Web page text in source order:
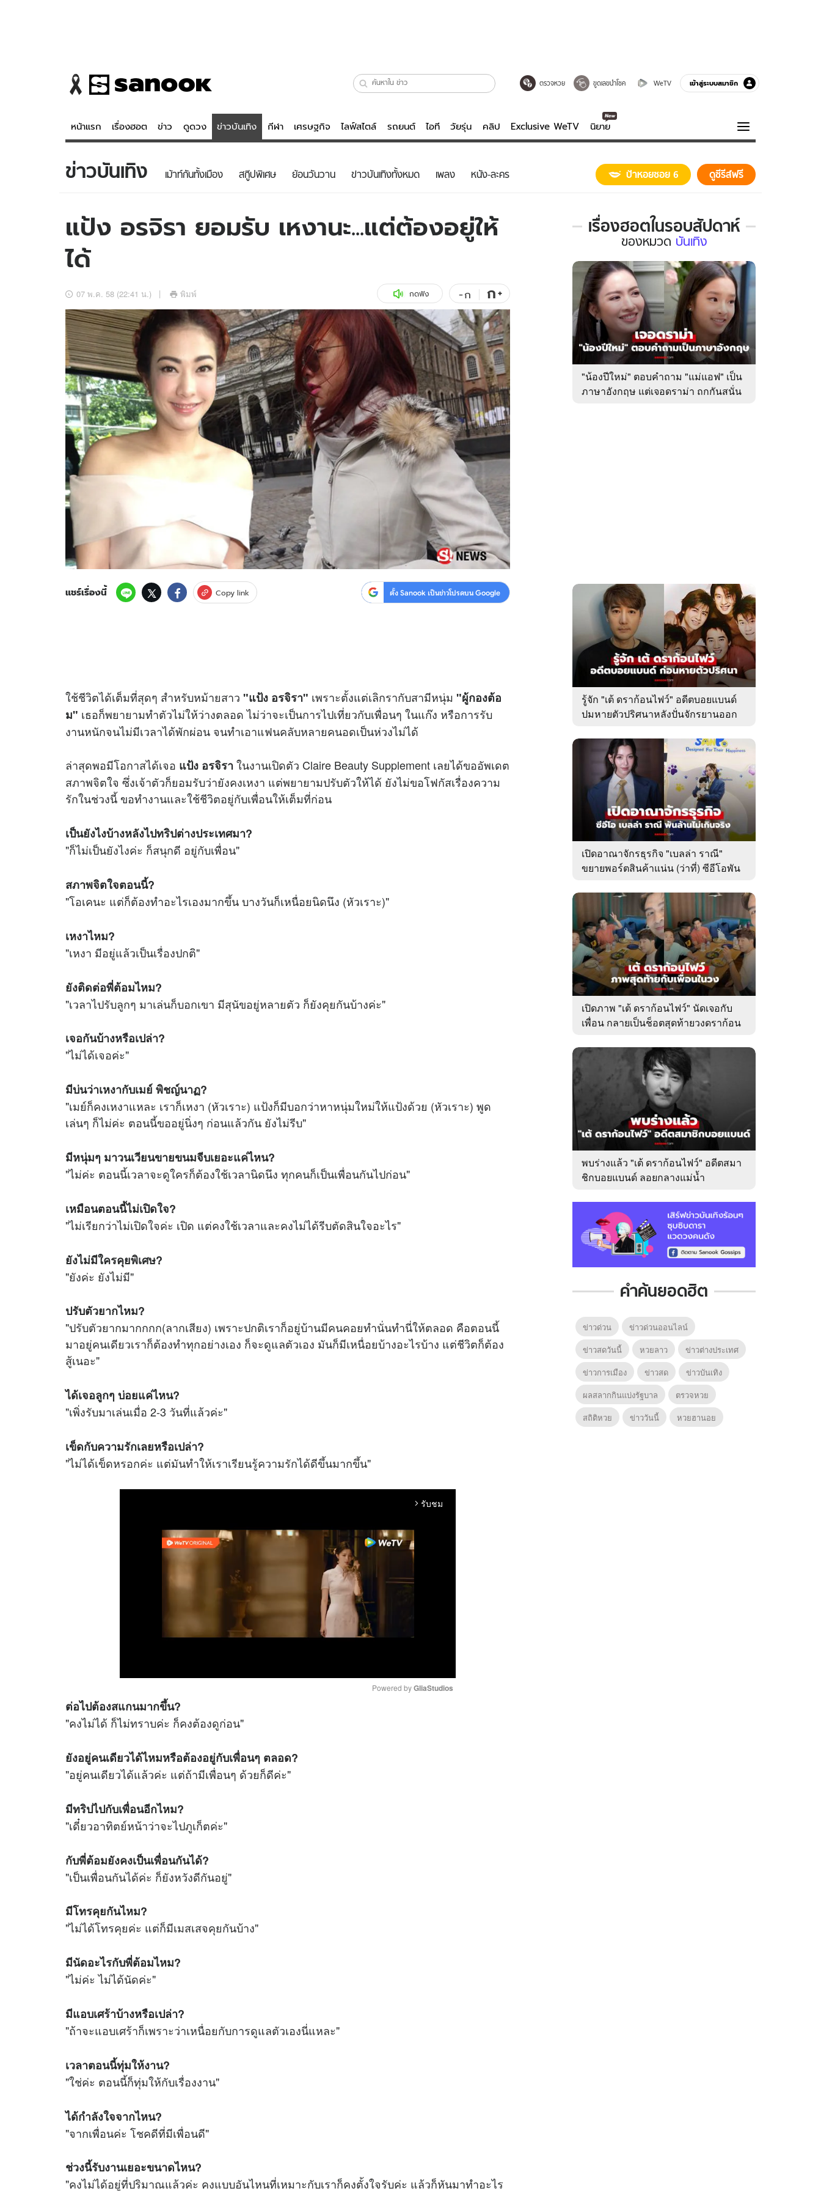
ตรวจหวย ขูดเลขนำโชค WeTV เข้าสู่ระบบสมาชิก
หน้าแรก เรื่องฮอต ข่าว ดูดวง ข่าวบันเทิง กีฬา เศรษฐกิจ ไลฟ์สไตล์ รถยนต์ ไอที วัยรุ่น คลิป Exclusive WeTV นิยาย
ข่าว
ข่าวบันเทิง
ข่าวกีฬา
อัปเดตจีน
เช็กข่าวชัวร์
ดูดวง - ตรวจหวย
สถิติหวยไทย
ไลฟ์สไตล์
วัยรุ่น
สุขภาพ
เที่ยว-กิน
Tasteful Thailand
Sanook Choice
บันเทิงครบรส
ดูทีวี
WeTV
Exclusive WeTV
นิยาย
ความรู้รอบตัว
ฮาวทู
ดาวน์โหลดสนุกแอปฟรี ติดตามสนุกโซเชียลได้ที่
สงวนลิขสิทธิ์ © 2569บริษัท อิมเมจ ฟิวเจอร์ (ประเทศไทย) จำกัด
ข่าวบันเทิง เม้าท์กันทั้งเมือง สกู๊ปพิเศษ ย้อนวันวาน ข่าวบันเทิงทั้งหมด เพลง หนัง-ละคร ป้าหอยซอย 6 ดูซีรีส์ฟรี
แป้ง อรจิรา ยอมรับ เหงานะ...แต่ต้องอยู่ให้
ได้
07 พ.ค. 58 (22:41 น.) พิมพ์ กดฟัง -ก ก+
แชร์เรื่องนี้ Copy link ตั้ง Sanook เป็นข่าวโปรดบน Google
ใช้ชีวิตได้เต็มที่สุดๆ สำหรับหม้ายสาว "แป้ง อรจิรา" เพราะตั้งแต่เลิกรากับสามีหนุ่ม "ผู้กองต้อ
ม" เธอก็พยายามทำตัวไม่ให้ว่างตลอด ไม่ว่าจะเป็นการไปเที่ยวกับเพื่อนๆ ในแก๊ง หรือการรับ
งานหนักจนไม่มีเวลาได้พักผ่อน จนทำเอาแฟนคลับหลายคนอดเป็นห่วงไม่ได้
ล่าสุดพอมีโอกาสได้เจอ แป้ง อรจิราในงานเปิดตัว Claire Beauty Supplement เลยได้ขออัพเดต
สภาพจิตใจ ซึ่งเจ้าตัวก็ยอมรับว่ายังคงเหงา แต่พยายามปรับตัวให้ได้ ยังไม่ขอโฟกัสเรื่องความ
รักในช่วงนี้ ขอทำงานและใช้ชีวิตอยู่กับเพื่อนให้เต็มที่ก่อน
เป็นยังไงบ้างหลังไปทริปต่างประเทศมา?
"ก็ไม่เป็นยังไงค่ะ ก็สนุกดี อยู่กับเพื่อน"
สภาพจิตใจตอนนี้?
"โอเคนะ แต่ก็ต้องทำอะไรเองมากขึ้น บางวันก็เหนื่อยนิดนึง (หัวเราะ)"
เหงาไหม?
"เหงา มีอยู่แล้วเป็นเรื่องปกติ"
ยังติดต่อพี่ต้อมไหม?
"เวลาไปรับลูกๆ มาเล่นก็บอกเขา มีสุนัขอยู่หลายตัว ก็ยังคุยกันบ้างค่ะ"
เจอกันบ้างหรือเปล่า?
"ไม่ได้เจอค่ะ"
มีบ่นว่าเหงากับเมย์ พิชญ์นาฏ?
"เมย์ก็คงเหงาแหละ เราก็เหงา (หัวเราะ) แป้งก็มีบอกว่าหาหนุ่มใหม่ให้แป้งด้วย (หัวเราะ) พูด
เล่นๆ ก็ไม่ค่ะ ตอนนี้ขออยู่นิ่งๆ ก่อนแล้วกัน ยังไม่รีบ"
มีหนุ่มๆ มาวนเวียนขายขนมจีบเยอะแค่ไหน?
"ไม่ค่ะ ตอนนี้เวลาจะดูใครก็ต้องใช้เวลานิดนึง ทุกคนก็เป็นเพื่อนกันไปก่อน"
เหมือนตอนนี้ไม่เปิดใจ?
"ไม่เรียกว่าไม่เปิดใจค่ะ เปิด แต่คงใช้เวลาและคงไม่ได้รีบตัดสินใจอะไร"
ยังไม่มีใครคุยพิเศษ?
"ยังค่ะ ยังไม่มี"
ปรับตัวยากไหม?
"ปรับตัวยากมากกกก(ลากเสียง) เพราะปกติเราก็อยู่บ้านมีคนคอยทำนั่นทำนี่ให้ตลอด คือตอนนี้
มาอยู่คนเดียวเราก็ต้องทำทุกอย่างเอง ก็จะดูแลตัวเอง มันก็มีเหนื่อยบ้างอะไรบ้าง แต่ชีวิตก็ต้อง
สู้เนอะ"
ได้เจอลูกๆ บ่อยแค่ไหน?
"เพิ่งรับมาเล่นเมื่อ 2-3 วันที่แล้วค่ะ"
เข็ดกับความรักเลยหรือเปล่า?
"ไม่ได้เข็ดหรอกค่ะ แต่มันทำให้เราเรียนรู้ความรักได้ดีขึ้นมากขึ้น"
arrow_forward_ios รับชม
Powered by GliaStudios
ต่อไปต้องสแกนมากขึ้น?
"คงไม่ได้ ก็ไม่ทราบค่ะ ก็คงต้องดูก่อน"
ยังอยู่คนเดียวได้ไหมหรือต้องอยู่กับเพื่อนๆ ตลอด?
"อยู่คนเดียวได้แล้วค่ะ แต่ถ้ามีเพื่อนๆ ด้วยก็ดีค่ะ"
มีทริปไปกับเพื่อนอีกไหม?
"เดี๋ยวอาทิตย์หน้าว่าจะไปภูเก็ตค่ะ"
กับพี่ต้อมยังคงเป็นเพื่อนกันได้?
"เป็นเพื่อนกันได้ค่ะ ก็ยังหวังดีกันอยู่"
มีโทรคุยกันไหม?
"ไม่ได้โทรคุยค่ะ แต่ก็มีเมสเสจคุยกันบ้าง"
มีนัดอะไรกับพี่ต้อมไหม?
"ไม่ค่ะ ไม่ได้นัดค่ะ"
มีแอบเศร้าบ้างหรือเปล่า?
"ถ้าจะแอบเศร้าก็เพราะว่าเหนื่อยกับการดูแลตัวเองนี่แหละ"
เวลาตอนนี้ทุ่มให้งาน?
"ใช่ค่ะ ตอนนี้ก็ทุ่มให้กับเรื่องงาน"
ได้กำลังใจจากไหน?
"จากเพื่อนค่ะ โชคดีที่มีเพื่อนดี"
ช่วงนี้รับงานเยอะขนาดไหน?
"คงไม่ได้อยู่ที่ปริมาณแล้วค่ะ คงแบบอันไหนที่เหมาะกับเราก็คงตั้งใจรับค่ะ แล้วก็หันมาทำอะไร
เรื่องฮอตในรอบสัปดาห์
เรื่อง
ใน
รอบ
สัปดาห์
ของ
หมวด
บันเทิง
ของหมวด บันเทิง
"น้องปีใหม่" ตอบคำถาม "แม่แอฟ" เป็น
ภาษาอังกฤษ แต่เจอดราม่า ถกกันสนั่น
รู้จัก "เต้ ดราก้อนไฟว์" อดีตบอยแบนด์
ปมหายตัวปริศนาหลังปั่นจักรยานออก
เปิดอาณาจักรธุรกิจ "เบลล่า ราณี"
ขยายพอร์ตสินค้าแน่น (ว่าที่) ซีอีโอพัน
เปิดภาพ "เต้ ดราก้อนไฟว์" นัดเจอกับ
เพื่อน กลายเป็นช็อตสุดท้ายวงดราก้อน
พบร่างแล้ว "เต้ ดราก้อนไฟว์" อดีตสมา
ชิกบอยแบนด์ ลอยกลางแม่น้ำ
คำค้นยอดฮิต
ข่าวด่วน
ข่าวด่วนออนไลน์
ข่าวสดวันนี้
หวยลาว
ข่าวต่างประเทศ
ข่าวการเมือง
ข่าวสด
ข่าวบันเทิง
ผลสลากกินแบ่งรัฐบาล
ตรวจหวย
สถิติหวย
ข่าววันนี้ หวยฮานอย